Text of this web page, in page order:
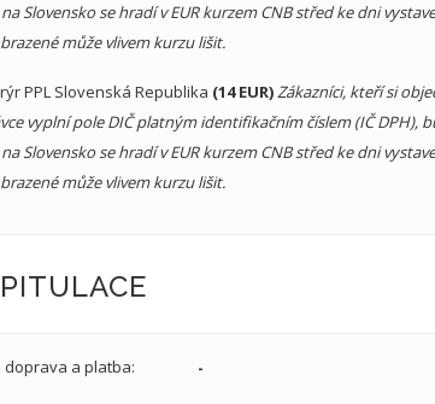
Slovensko se hradí v EUR kurzem CNB střed ke dni
může vlivem kurzu lišit.
PPL Slovenská Republika (14 EUR)Zákazníci, kteří si
vyplní pole DIČ platným identifikačním číslem (IČ DPH),
Slovensko se hradí v EUR kurzem CNB střed ke dni
může vlivem kurzu lišit.
doprava a platba: